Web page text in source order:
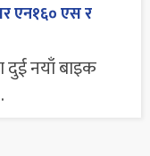
एन१६० एस र
दुई नयाँ बाइक